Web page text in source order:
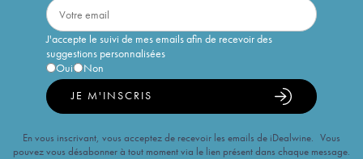
J'accepte le suivi de mes emails afin de recevoir des
suggestions personnalisées
Oui
Non
JE M'INSCRIS
En vous inscrivant, vous acceptez de recevoir les emails de iDealwine. Vous
pouvez vous désabonner à tout moment via le lien présent dans chaque message.